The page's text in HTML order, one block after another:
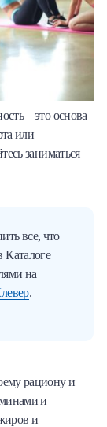
– это основа
или
заниматься
все, что
Каталоге
на
.
рациону и
и
и